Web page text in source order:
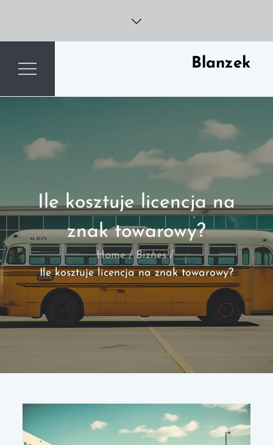
content
Blanzek
Ile kosztuje licencja na
znak towarowy?
Home
Biznes
Ile kosztuje licencja na znak towarowy?